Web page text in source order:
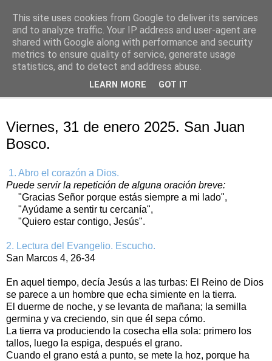
Oración personal
con el Evangelio de cada día
Viernes, 31 de enero 2025. San Juan
Bosco.
1. Abro el corazón a Dios.
Puede servir la repetición de alguna oración breve:
"Gracias Señor porque estás siempre a mi lado",
"Ayúdame a sentir tu cercanía",
"Quiero estar contigo, Jesús".
2. Lectura del Evangelio. Escucho.
San Marcos 4, 26-34
En aquel tiempo, decía Jesús a las turbas: El Reino de Dios
se parece a un hombre que echa simiente en la tierra.
El duerme de noche, y se levanta de mañana; la semilla
germina y va creciendo, sin que él sepa cómo.
La tierra va produciendo la cosecha ella sola: primero los
tallos, luego la espiga, después el grano.
Cuando el grano está a punto, se mete la hoz, porque ha
This site uses cookies from Google to deliver its services
and to analyze traffic. Your IP address and user-agent are
shared with Google along with performance and security
metrics to ensure quality of service, generate usage
statistics, and to detect and address abuse.
LEARN MORE GOT IT